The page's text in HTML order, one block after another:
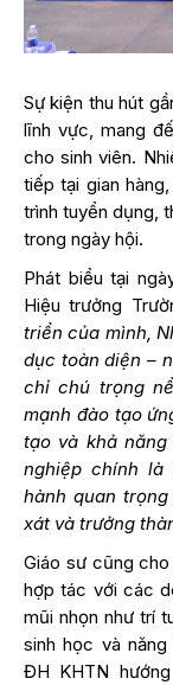
Sự kiện thu hút
lĩnh vực, mang
cho sinh viên.
tiếp tại gian
trình tuyển dụng,
trong ngày hội.
Phát biểu tại
Hiệu trưởng
triển của mình,
dục toàn diện –
chỉ chú trọng
mạnh đào tạo
tạo và khả
nghiệp chính
hành quan
xát và trưởng
Giáo sư cũng
hợp tác với các
mũi nhọn như trí
sinh học và
ĐH KHTN